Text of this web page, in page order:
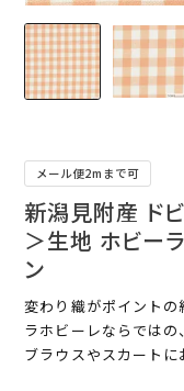
メール便2mまで可
新潟見附産 ド
＞生地 ホビー
ン
変わり織がポイント
ラホビーレならではの
ブラウスやスカートに